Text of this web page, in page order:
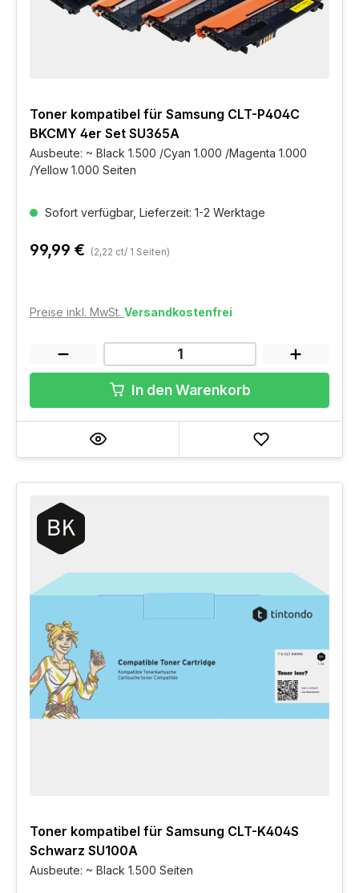
Toner kompatibel für Samsung CLT-P404C
BKCMY 4er Set SU365A
Ausbeute: ~ Black 1.500 /Cyan 1.000 /Magenta 1.000
/Yellow 1.000 Seiten
Sofort verfügbar, Lieferzeit: 1-2 Werktage
99,99 € (2,22 ct/ 1 Seiten)
Preise inkl. MwSt. Versandkostenfrei
In den Warenkorb
Toner kompatibel für Samsung CLT-K404S
Schwarz SU100A
Ausbeute: ~ Black 1.500 Seiten